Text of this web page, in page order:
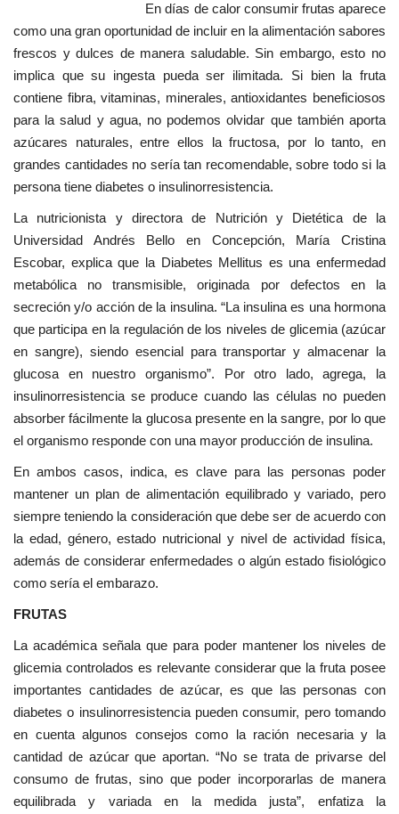
En días de calor consumir frutas aparece
como una gran oportunidad de incluir en la alimentación sabores
frescos y dulces de manera saludable. Sin embargo, esto no
implica que su ingesta pueda ser ilimitada. Si bien la fruta
contiene fibra, vitaminas, minerales, antioxidantes beneficiosos
para la salud y agua, no podemos olvidar que también aporta
azúcares naturales, entre ellos la fructosa, por lo tanto, en
grandes cantidades no sería tan recomendable, sobre todo si la
persona tiene diabetes o insulinorresistencia.
La nutricionista y directora de Nutrición y Dietética de la
Universidad Andrés Bello en Concepción, María Cristina
Escobar, explica que la Diabetes Mellitus es una enfermedad
metabólica no transmisible, originada por defectos en la
secreción y/o acción de la insulina. “La insulina es una hormona
que participa en la regulación de los niveles de glicemia (azúcar
en sangre), siendo esencial para transportar y almacenar la
glucosa en nuestro organismo”. Por otro lado, agrega, la
insulinorresistencia se produce cuando las células no pueden
absorber fácilmente la glucosa presente en la sangre, por lo que
el organismo responde con una mayor producción de insulina.
En ambos casos, indica, es clave para las personas poder
mantener un plan de alimentación equilibrado y variado, pero
siempre teniendo la consideración que debe ser de acuerdo con
la edad, género, estado nutricional y nivel de actividad física,
además de considerar enfermedades o algún estado fisiológico
como sería el embarazo.
FRUTAS
La académica señala que para poder mantener los niveles de
glicemia controlados es relevante considerar que la fruta posee
importantes cantidades de azúcar, es que las personas con
diabetes o insulinorresistencia pueden consumir, pero tomando
en cuenta algunos consejos como la ración necesaria y la
cantidad de azúcar que aportan. “No se trata de privarse del
consumo de frutas, sino que poder incorporarlas de manera
equilibrada y variada en la medida justa”, enfatiza la